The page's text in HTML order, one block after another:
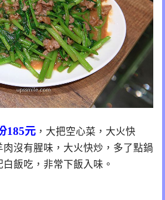
185元 ，大把空心菜，大火快
沒有腥味，大火快炒，多了點鍋
飯吃，非常下飯入味。